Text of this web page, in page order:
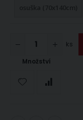
Množství
ks